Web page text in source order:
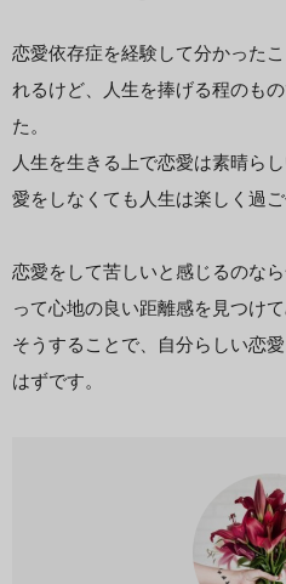
恋愛依存症を経験して分かった
れるけど、人生を捧げる程のも
た。
人生を生きる上で恋愛は素晴ら
愛をしなくても人生は楽しく過ご
恋愛をして苦しいと感じるのな
って心地の良い距離感を見つけて
そうすることで、自分らしい恋
はずです。